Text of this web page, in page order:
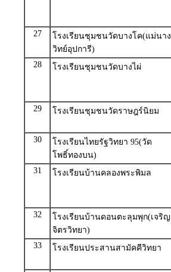
27
โรงเรียนชุมชนวัดบางโค(แม่นาง
วิทย์อุปการี)
28
โรงเรียนชุมชนวัดบางไผ่
29
โรงเรียนชุมชนวัดราษฎร์นิยม
30
โรงเรียนไทยรัฐวิทยา 95(วัด
โพธิ์ทองบน)
31
โรงเรียนบ้านคลองพระพิมล
32
โรงเรียนบ้านดอนตะลุมพุก(เจริญ
จิตรวิทยา)
33
โรงเรียนประสานสามัคคีวิทยา